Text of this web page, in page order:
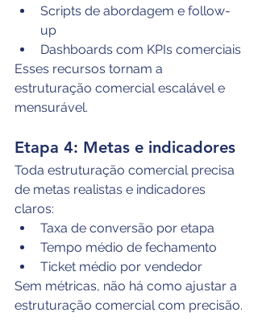
Scripts de abordagem e follow-
up
Dashboards com KPIs comerciais
Esses recursos tornam a
estruturação comercial escalável e
mensurável.
Etapa 4: Metas e indicadores
Toda estruturação comercial precisa
de metas realistas e indicadores
claros:
Taxa de conversão por etapa
Tempo médio de fechamento
Ticket médio por vendedor
Sem métricas, não há como ajustar a
estruturação comercial com precisão.